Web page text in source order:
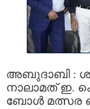
അബുദാബി :
നാലാമത് ഇ.
ബോൾ മത്സര